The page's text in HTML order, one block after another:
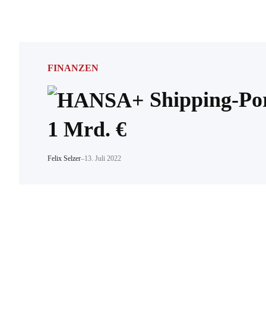
FINANZEN
Shipping-
1 Mrd. €
Felix Selzer–13. Juli 2022